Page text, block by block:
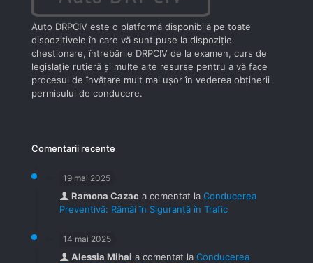
Auto DRPCIV este o platformă disponibilă pe toate
dispozitivele în care vă sunt puse la dispoziţie
chestionare, întrebările DRPCIV de la examen, curs de
legislaţie rutieră şi multe alte resurse pentru a vă face
procesul de învăţare mult mai uşor în vederea obţinerii
permisului de conducere.
Comentarii recente
19 mai 2025
Ramona Cazac a comentat la Conducerea
Preventivă: Rămâi în Siguranță în Trafic
14 mai 2025
Alessia Mihai a comentat la Conducerea